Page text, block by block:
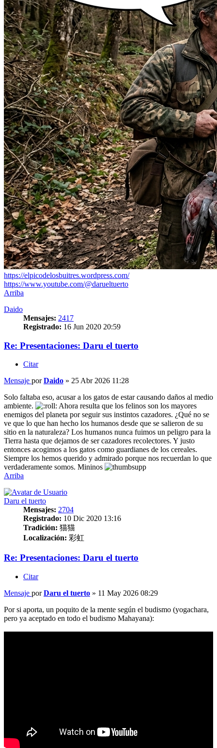
https://elpicodelosbuitres.wordpress.com/
https://www.youtube.com/@darueltuerto
Arriba
Daido
Mensajes: 2417
Registrado: 16 Jun 2020 20:59
Re: Presentaciones: Daru el tuerto
Citar
Mensaje porDaido » 25 Abr 2026 11:28
Solo faltaba eso, acusar a los gatos de estar causando daños al medio
ambiente.
Ahora resulta que los felinos son los mayores
enemigos del planeta por seguir sus instintos cazadores. ¿Qué no se
ve que lo que han hecho los humanos desde que se salieron de su
sitio en la naturaleza? Los humanos nunca fuimos un peligro para la
Tierra hasta que dejamos de ser cazadores recolectores. Y justo
entonces acogimos a los gatos como guardianes de los cereales.
Siempre los hemos querido y admirado porque nos recuerdan lo que
verdaderamente somos. Mininos
Arriba
Daru el tuerto
Mensajes: 2704
Registrado: 10 Dic 2020 13:16
Tradición: 猫猫
Localización: 彩虹
Re: Presentaciones: Daru el tuerto
Citar
Mensaje porDaru el tuerto » 11 May 2026 08:29
Por si aporta, un poquito de la mente según el budismo (yogachara,
pero ya aceptado en todo el budismo Mahayana):